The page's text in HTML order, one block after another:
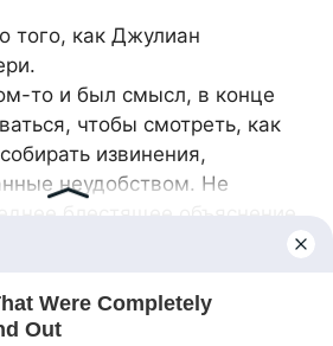
того, как Джулиан
то и был смысл, в конце
чтобы смотреть, как
извинения,
неудобством. Не
искушении или
слишком поздно и
заявлении. Она в знании